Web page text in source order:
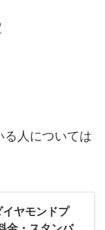
人については
イヤモンドプ